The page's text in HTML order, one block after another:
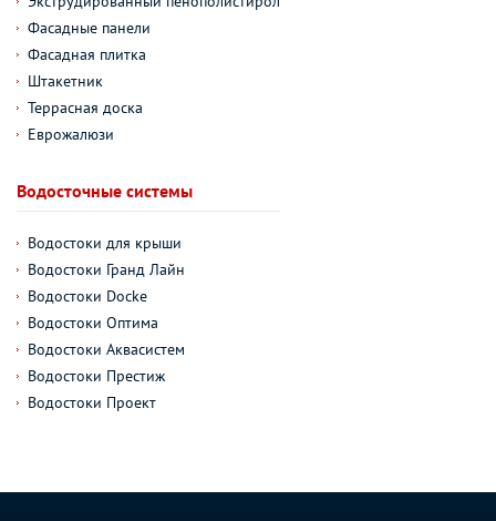
Фасадные панели
Фасадная плитка
Штакетник
Террасная доска
Еврожалюзи
Водосточные системы
Водостоки для крыши
Водостоки Гранд Лайн
Водостоки Docke
Водостоки Оптима
Водостоки Аквасистем
Водостоки Престиж
Водостоки Проект